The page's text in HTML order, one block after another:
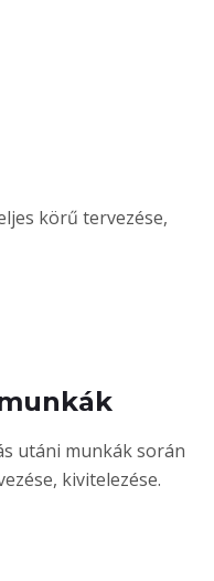
körű tervezése,
utáni munkák során
kivitelezése.